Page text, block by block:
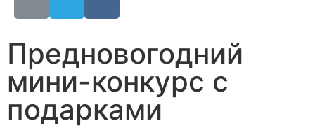
Предновогодний
мини-конкурс с
подарками